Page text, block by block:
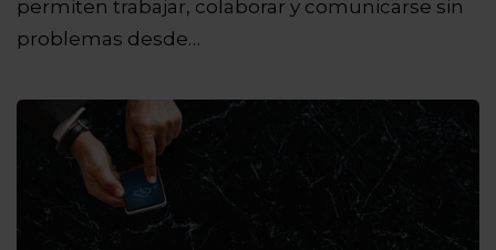
permiten trabajar, colaborar y comunicarse sin
problemas desde…